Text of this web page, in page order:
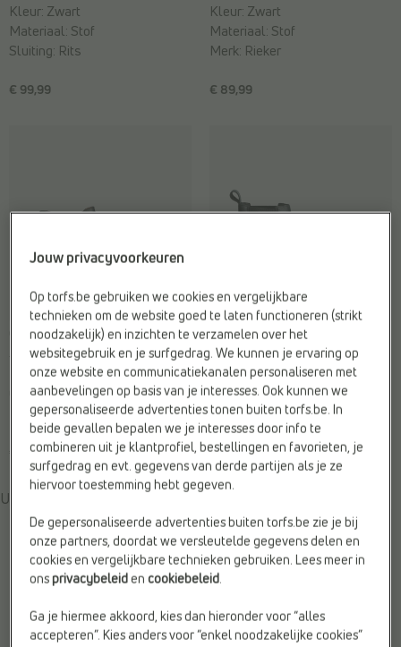
€ 99,99
Kleur: Zwart
Materiaal: Stof
Sluiting: Rits
€ 89,99
Kleur: Zwart
Materiaal: Stof
Merk: Rieker
CHELSEA BOOTS
Ambiorix
€ 300,00
Doelgroep:Heren
Geschikt voor steunzolen:Ja
Type2:Boots
CHELSEA BOOTS
BOSS
€ 200,00
Breedte zool:F - Normale voet
Merk:BOSS
Web-Only:Ja
U bent wellicht ook geïnteresseerd in het volgende
Jouw privacyvoorkeuren
Op torfs.be gebruiken we cookies en vergelijkbare
technieken om de website goed te laten functioneren (strikt
noodzakelijk) en inzichten te verzamelen over het
websitegebruik en je surfgedrag. We kunnen je ervaring op
onze website en communicatiekanalen personaliseren met
aanbevelingen op basis van je interesses. Ook kunnen we
gepersonaliseerde advertenties tonen buiten torfs.be. In
beide gevallen bepalen we je interesses door info te
combineren uit je klantprofiel, bestellingen en favorieten, je
surfgedrag en evt. gegevens van derde partijen als je ze
hiervoor toestemming hebt gegeven.
De gepersonaliseerde advertenties buiten torfs.be zie je bij
onze partners, doordat we versleutelde gegevens delen en
cookies en vergelijkbare technieken gebruiken. Lees meer in
onsprivacybeleidencookiebeleid.
Ga je hiermee akkoord, kies dan hieronder voor “alles
accepteren”. Kies anders voor “enkel noodzakelijke cookies”